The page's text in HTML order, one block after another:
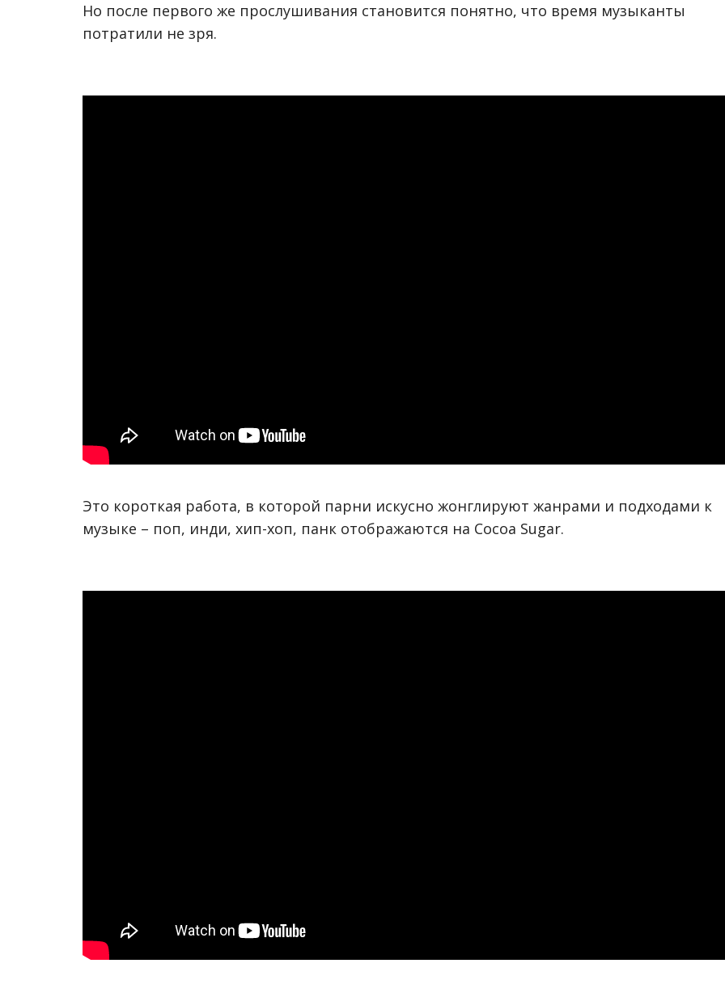
Но после первого же прослушивания становится понятно, что время музыканты
потратили не зря.
Это короткая работа, в которой парни искусно жонглируют жанрами и подходами к
музыке – поп, инди, хип-хоп, панк отображаются на Cocoa Sugar.